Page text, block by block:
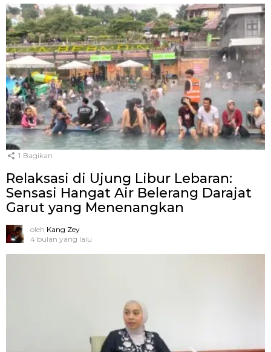
1 Bagikan
Relaksasi di Ujung Libur Lebaran:
Sensasi Hangat Air Belerang Darajat
Garut yang Menenangkan
oleh Kang Zey
4 bulan yang lalu